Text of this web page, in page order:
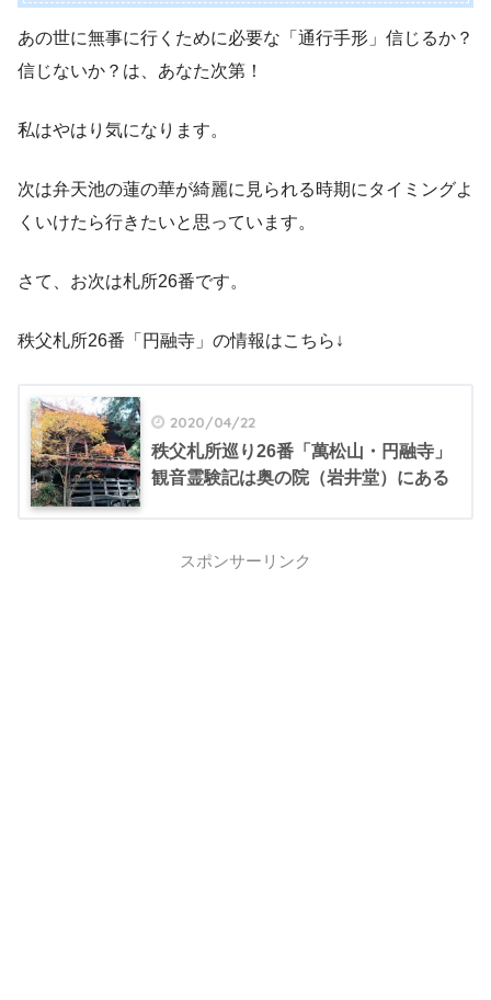
あの世に無事に行くために必要な「通行手形」信じるか？
信じないか？は、あなた次第！
私はやはり気になります。
次は弁天池の蓮の華が綺麗に見られる時期にタイミングよ
くいけたら行きたいと思っています。
さて、お次は札所26番です。
秩父札所26番「円融寺」の情報はこちら↓
2020/04/22
秩父札所巡り26番「萬松山・円融寺」
観音霊験記は奥の院（岩井堂）にある
スポンサーリンク